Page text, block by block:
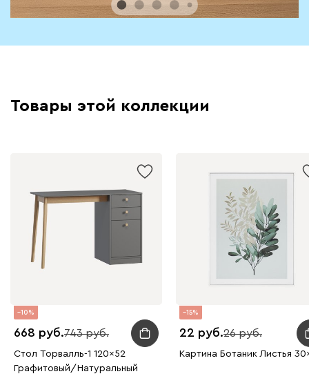
Товары этой коллекции
10
668 743
Стол Торвалль-1 120x52
Графитовый/Натуральный
15
22 26
Картина Ботаник Листья